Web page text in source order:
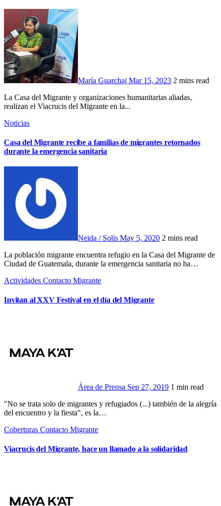
María Guarchaj Mar 15, 2023 2 mins read
La Casa del Migrante y organizaciones humanitarias aliadas,
realizan el Viacrucis del Migrante en la...
Noticias
Casa del Migrante recibe a familias de migrantes retornados
durante la emergencia sanitaria
Neida / Solis May 5, 2020 2 mins read
La población migrante encuentra refugio en la Casa del Migrante de
Ciudad de Guatemala, durante la emergencia sanitaria no ha…
Actividades Contacto Migrante
Invitan al XXV Festival en el día del Migrante
Área de Prensa Sep 27, 2019 1 min read
"No se trata solo de migrantes y refugiados (...) también de la alegría
del encuentro y la fiesta", es la…
Coberturas Contacto Migrante
Viacrucis del Migrante, hace un llamado a la solidaridad